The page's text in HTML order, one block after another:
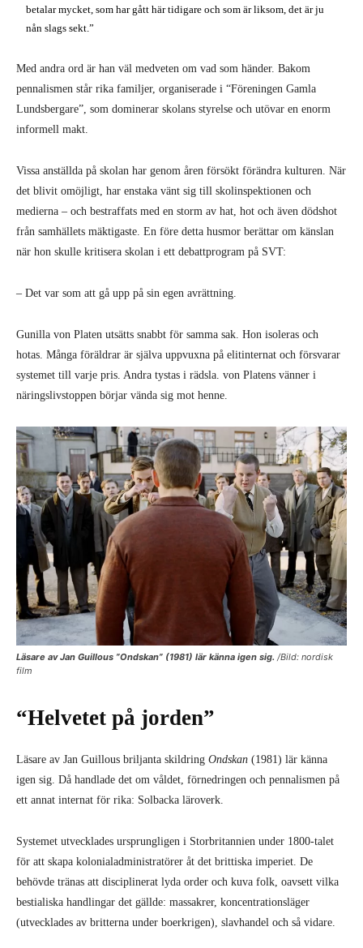
betalar mycket, som har gått här tidigare och som är liksom, det är ju
nån slags sekt.”
Med andra ord är han väl medveten om vad som händer. Bakom
pennalismen står rika familjer, organiserade i “Föreningen Gamla
Lundsbergare”, som dominerar skolans styrelse och utövar en enorm
informell makt.
Vissa anställda på skolan har genom åren försökt förändra kulturen. När
det blivit omöjligt, har enstaka vänt sig till skolinspektionen och
medierna – och bestraffats med en storm av hat, hot och även dödshot
från samhällets mäktigaste. En före detta husmor berättar om känslan
när hon skulle kritisera skolan i ett debattprogram på SVT:
– Det var som att gå upp på sin egen avrättning.
Gunilla von Platen utsätts snabbt för samma sak. Hon isoleras och
hotas. Många föräldrar är själva uppvuxna på elitinternat och försvarar
systemet till varje pris. Andra tystas i rädsla. von Platens vänner i
näringslivstoppen börjar vända sig mot henne.
Läsare av Jan Guillous ”Ondskan” (1981) lär känna igen sig. /Bild: nordisk
film
“Helvetet på jorden”
Läsare av Jan Guillous briljanta skildring Ondskan (1981) lär känna
igen sig. Då handlade det om våldet, förnedringen och pennalismen på
ett annat internat för rika: Solbacka läroverk.
Systemet utvecklades ursprungligen i Storbritannien under 1800-talet
för att skapa kolonialadministratörer åt det brittiska imperiet. De
behövde tränas att disciplinerat lyda order och kuva folk, oavsett vilka
bestialiska handlingar det gällde: massakrer, koncentrationsläger
(utvecklades av britterna under boerkrigen), slavhandel och så vidare.